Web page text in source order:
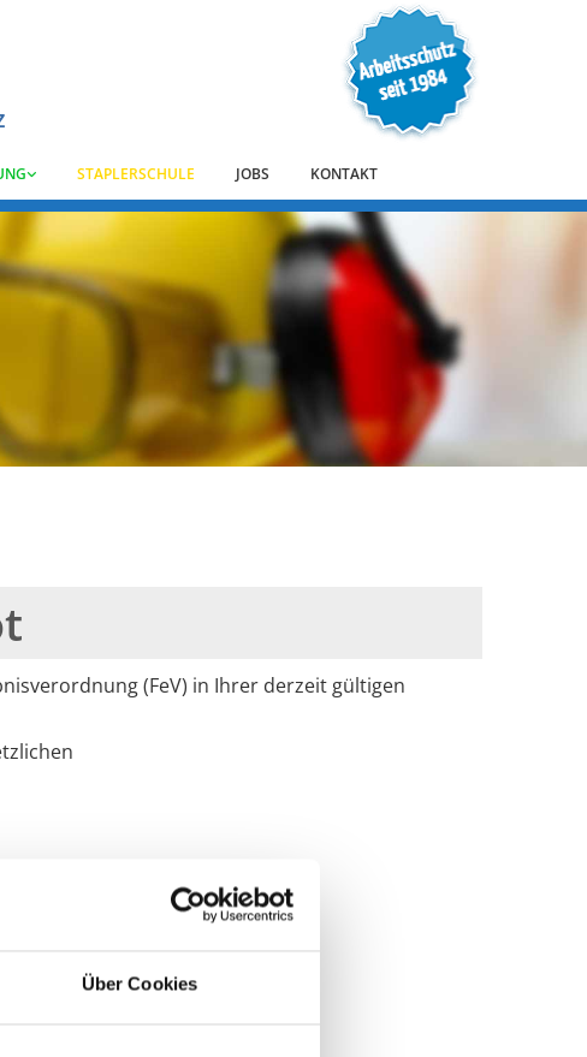
Über Cookies
STAPLERSCHULE JOBS KONTAKT
(FeV) in Ihrer derzeit gültigen
ist Pflicht für: